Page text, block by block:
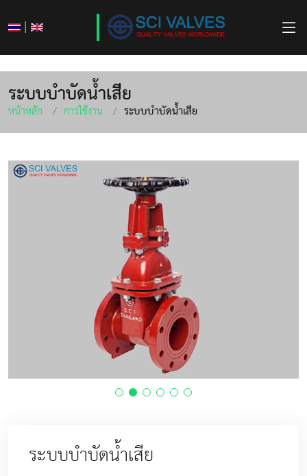
|
ระบบบำบัดน้ำเสีย
หน้าหลัก การใช้งาน ระบบบำบัดน้ำเสีย
ระบบบำบัดน้ำเสีย